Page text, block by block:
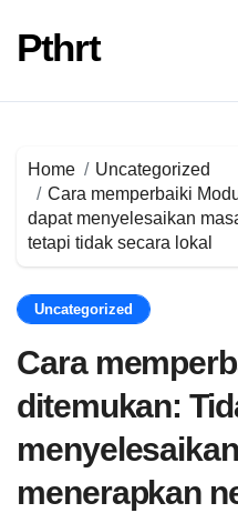
content
Pthrt
Home
Uncategorized
Cara memperbaiki
dapat menyelesaikan
tetapi tidak secara lokal
Uncategorized
Cara
ditemukan:
menerapkan